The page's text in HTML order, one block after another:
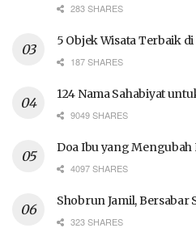
283 SHARES
5 Objek Wisata Terbaik di
187 SHARES
124 Nama Sahabiyat
9049 SHARES
Doa Ibu yang Mengubah
4097 SHARES
Shobrun Jamil, Bersabar
323 SHARES